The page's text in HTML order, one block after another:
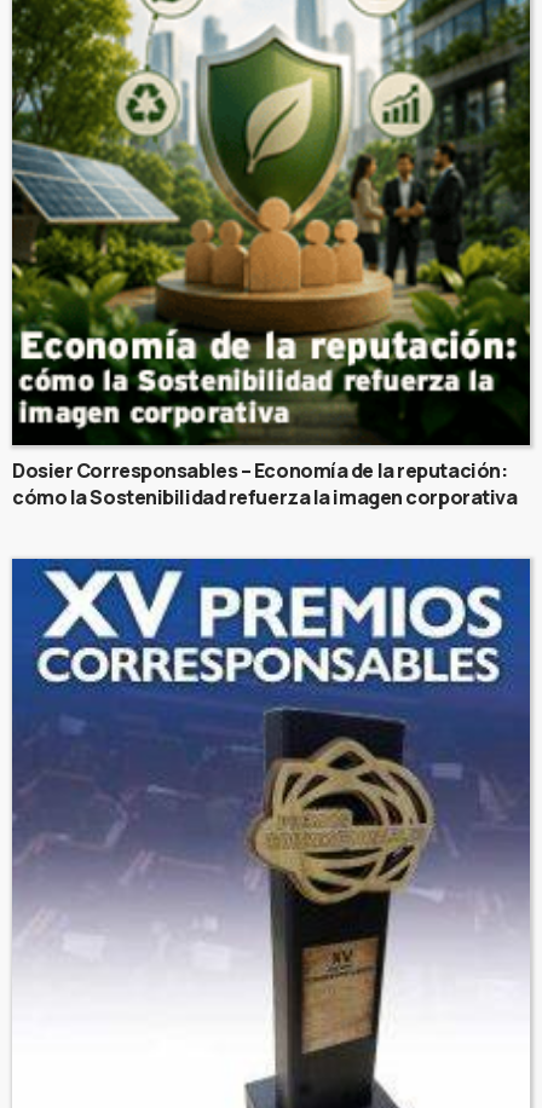
Dosier Corresponsables – Economía de la reputación:
cómo la Sostenibilidad refuerza la imagen corporativa